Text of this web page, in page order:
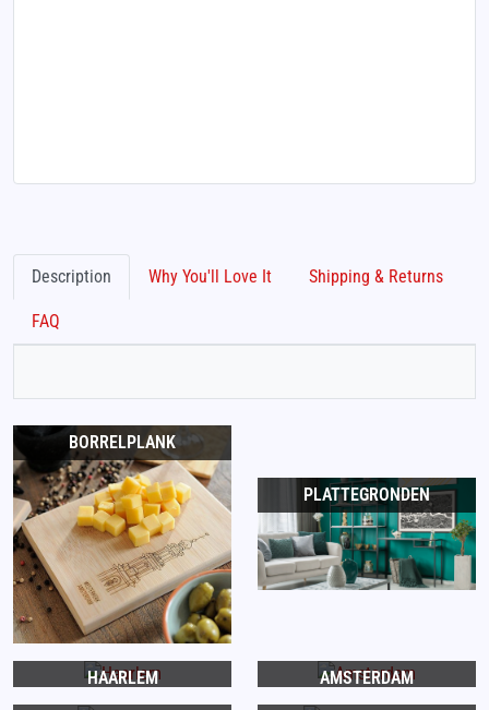
Description Why You'll Love It Shipping & Returns
FAQ
BORRELPLANK
PLATTEGRONDEN
HAARLEM AMSTERDAM